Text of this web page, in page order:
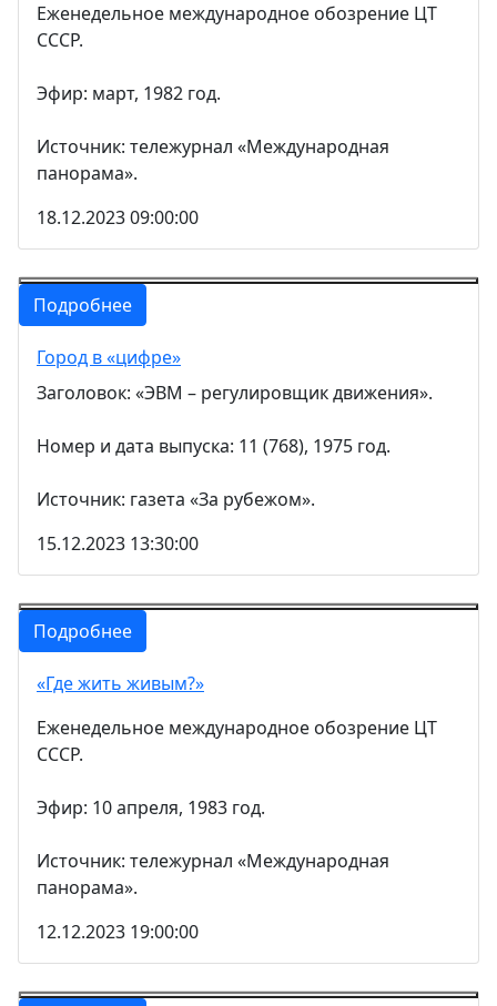
Еженедельное международное обозрение ЦТ
СССР.
Эфир: март, 1982 год.
Источник: тележурнал «Международная
панорама».
18.12.2023 09:00:00
Подробнее
Город в «цифре»
Заголовок: «ЭВМ – регулировщик движения».
Номер и дата выпуска: 11 (768), 1975 год.
Источник: газета «За рубежом».
15.12.2023 13:30:00
Подробнее
«Где жить живым?»
Еженедельное международное обозрение ЦТ
СССР.
Эфир: 10 апреля, 1983 год.
Источник: тележурнал «Международная
панорама».
12.12.2023 19:00:00